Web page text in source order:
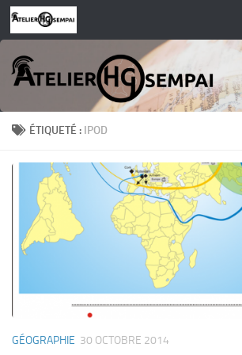
Skip to content
ÉTIQUETÉ : IPOD
GÉOGRAPHIE 30 OCTOBRE 2014